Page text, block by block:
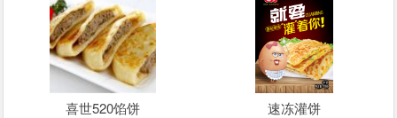
喜世520馅饼 速冻灌饼